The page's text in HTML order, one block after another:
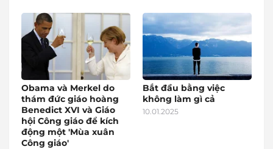
Obama và Merkel do
thám đức giáo hoàng
Benedict XVI và Giáo
hội Công giáo để kích
động một 'Mùa xuân
Công giáo'
Bắt đầu bằng việc
không làm gì cả
10.01.2025